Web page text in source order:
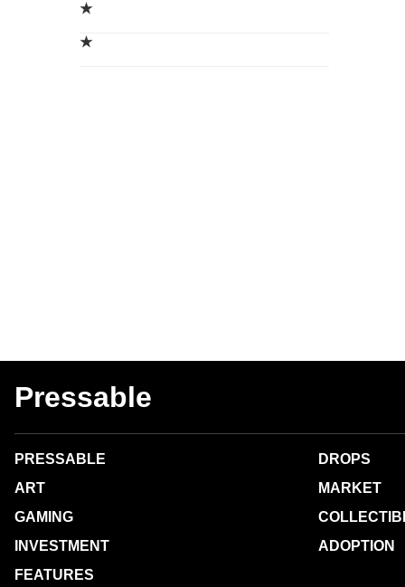
★
★
Pressable
PRESSABLE
ART
GAMING
INVESTMENT
FEATURES
DROPS
MARKET
ADOPTION